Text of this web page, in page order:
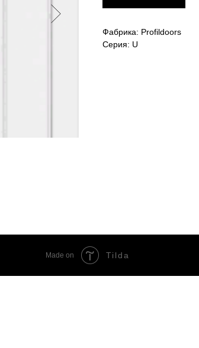
Фабрика: Profildoors
Серия: U
Made on Tilda